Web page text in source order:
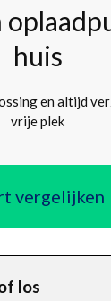
huis
en altijd
vrije plek
vergelijken
los